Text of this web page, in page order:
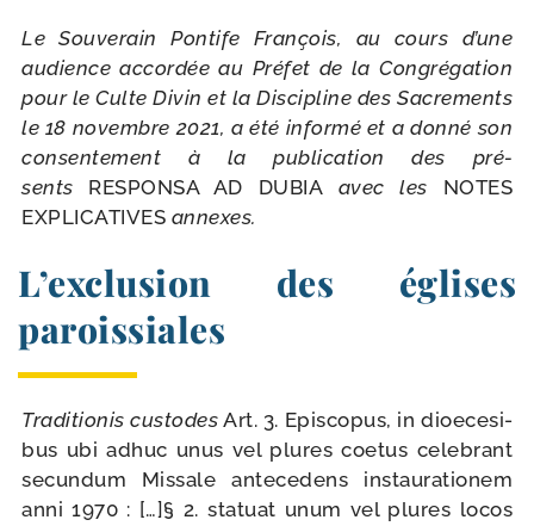
Le Souverain Pontife François, au cours d’une
audience accor­dée au Préfet de la Congrégation
pour le Culte Divin et la Discipline des Sacrements
le 18 novembre 2021, a été infor­mé et a don­né son
consen­te­ment à la publi­ca­tion des pré­
sents RESPONSA AD DUBIA avec les NOTES
EXPLICATIVES annexes.
L’exclusion des églises
paroissiales
Traditionis cus­todes Art. 3. Episcopus, in dioe­ce­si­
bus ubi adhuc unus vel plures coe­tus cele­brant
secun­dum Missale ante­ce­dens ins­tau­ra­tio­nem
anni 1970 : […]§ 2. sta­tuat unum vel plures locos